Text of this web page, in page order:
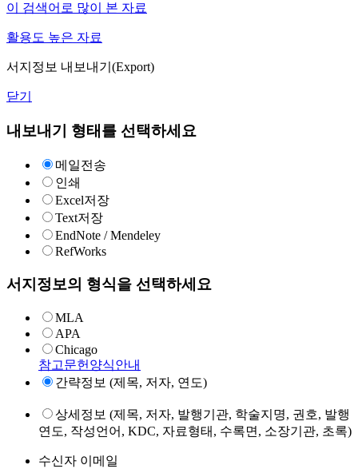
이 검색어로 많이 본 자료
활용도 높은 자료
서지정보 내보내기(Export)
닫기
내보내기 형태를 선택하세요
메일전송
인쇄
Excel저장
Text저장
EndNote / Mendeley
RefWorks
서지정보의 형식을 선택하세요
MLA
APA
Chicago
참고문헌양식안내
간략정보 (제목, 저자, 연도)
상세정보 (제목, 저자, 발행기관, 학술지명, 권호, 발행
연도, 작성언어, KDC, 자료형태, 수록면, 소장기관, 초록)
수신자 이메일